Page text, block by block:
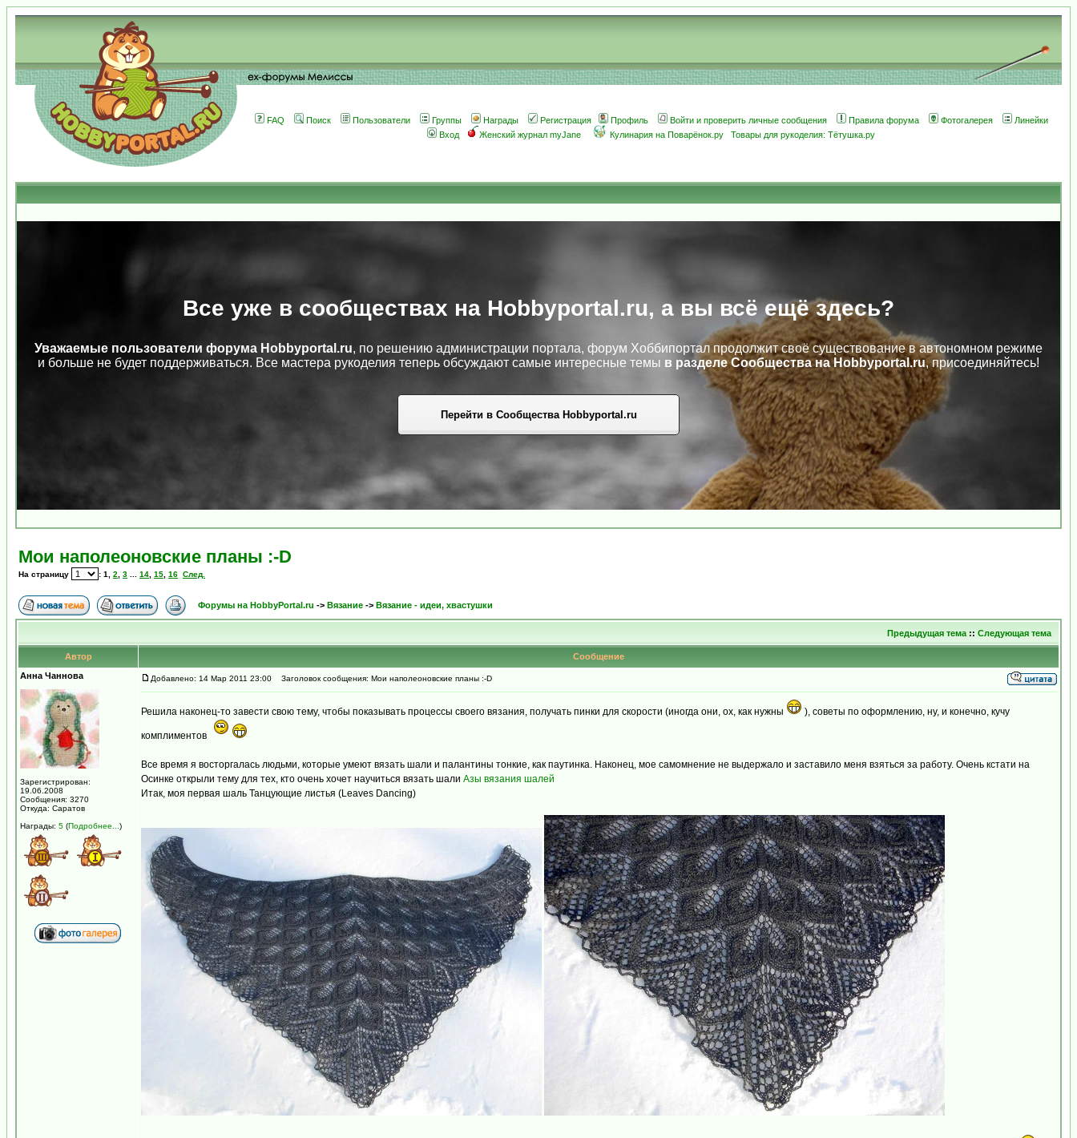
FAQ Поиск Пользователи Группы Награды Регистрация Профиль Войти и проверить личные сообщения Правила форума Фотогалерея
Линейки
Вход
Женский журнал myJane Кулинария на Поварёнок.ру Товары для рукоделия: Тётушка.ру
Все уже в сообществах на Hobbyportal.ru, а вы всё ещё здесь?
Уважаемые пользователи форума Hobbyportal.ru, по решению администрации портала, форум Хоббипортал продолжит своё существование в автономном режиме
и больше не будет поддерживаться. Все мастера рукоделия теперь обсуждают самые интересные темы в разделе Сообщества на Hobbyportal.ru, присоединяйтесь!
Перейти в Сообщества Hobbyportal.ru
Мои наполеоновские планы :-D
На страницу : 1 2 3 14 15 16 След.
Форумы на HobbyPortal.ru -> Вязание -> Вязание - идеи, хвастушки
Предыдущая тема :: Следующая тема
Автор
Сообщение
Анна Чаннова
Зарегистрирован:
19.06.2008
Сообщения: 3270
Откуда: Саратов
Награды: 5 (Подробнее... )
Добавлено: 14 Мар 2011 23:00 Заголовок сообщения: Мои наполеоновские планы :-D
Решила наконец-то завести свою тему, чтобы показывать процессы своего вязания, получать пинки для скорости (иногда они, ох, как нужны ), советы по оформлению, ну, и конечно, кучу
комплиментов
Все время я восторгалась людьми, которые умеют вязать шали и палантины тонкие, как паутинка. Наконец, мое самомнение не выдержало и заставило меня взяться за работу. Очень кстати на
Осинке открыли тему для тех, кто очень хочет научиться вязать шали Азы вязания шалей
Итак, моя первая шаль Танцующие листья (Leaves Dancing)